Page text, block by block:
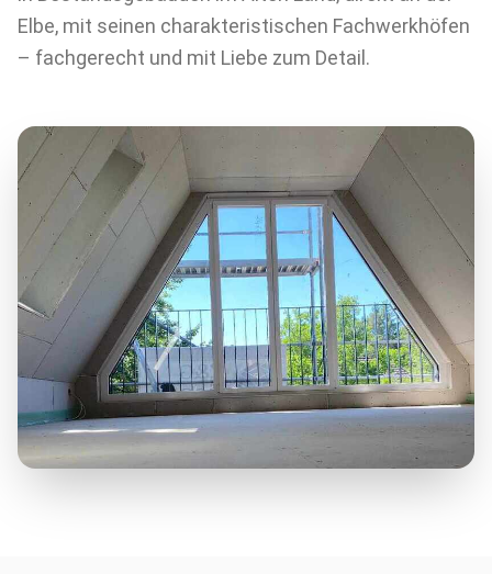
Elbe, mit seinen charakteristischen Fachwerkhöfen
– fachgerecht und mit Liebe zum Detail.